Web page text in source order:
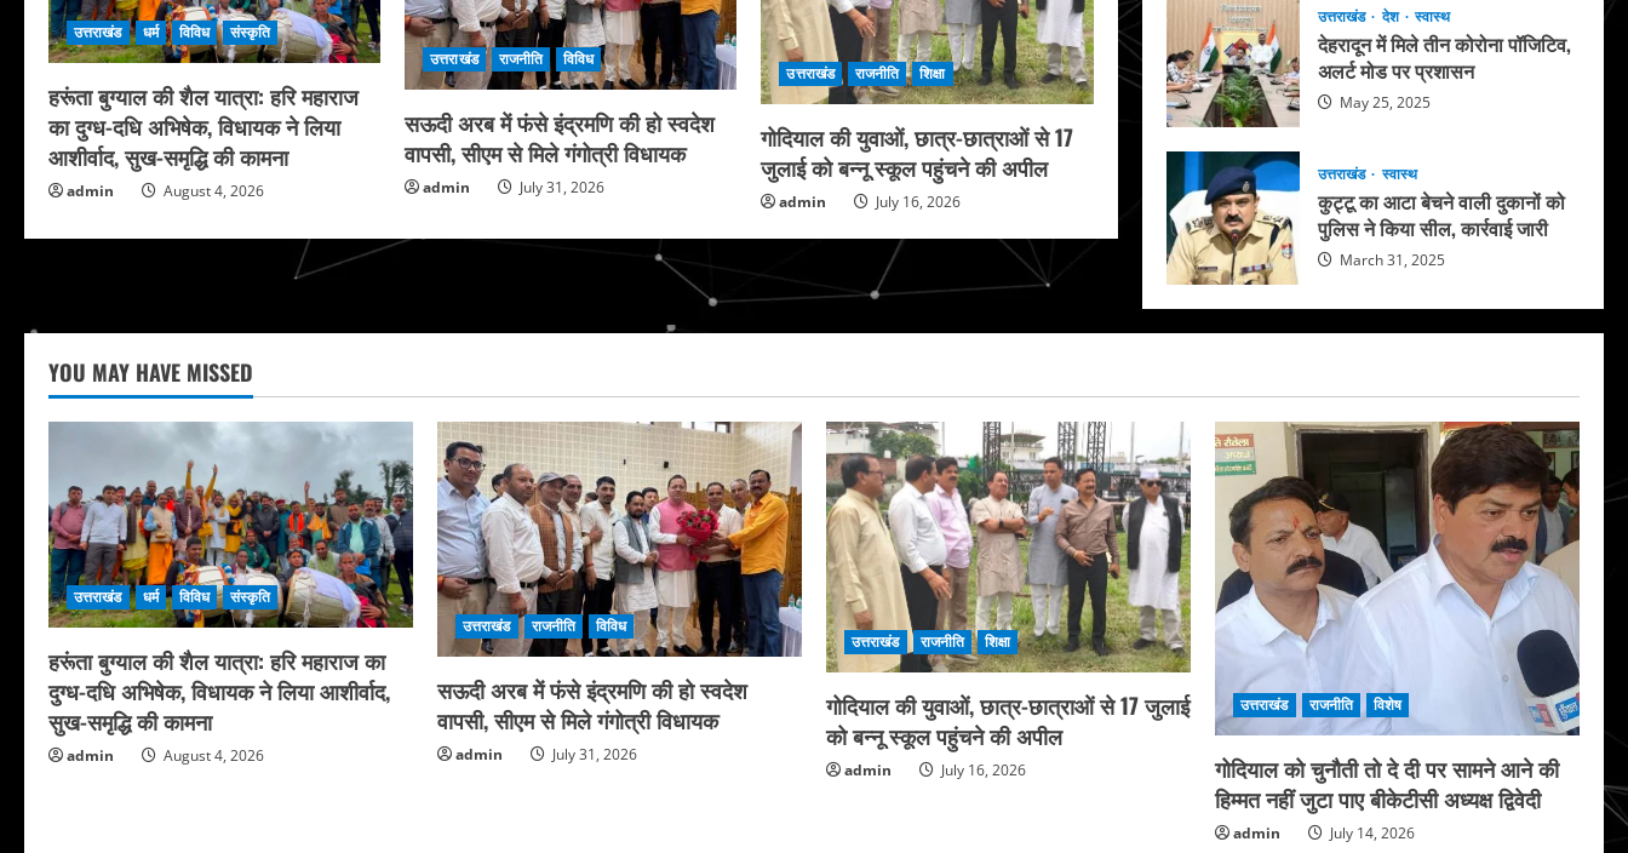
उत्तराखंड धर्म विविध संस्कृति
हरूंता बुग्याल की शैल यात्रा: हरि महाराज
का दुग्ध-दधि अभिषेक, विधायक ने लिया
आशीर्वाद, सुख-समृद्धि की कामना
admin August 4, 2026
उत्तराखंड राजनीति विविध
सऊदी अरब में फंसे इंद्रमणि की हो स्वदेश
वापसी, सीएम से मिले गंगोत्री विधायक
admin July 31, 2026
उत्तराखंड राजनीति शिक्षा
गोदियाल की युवाओं, छात्र-छात्राओं से 17
जुलाई को बन्नू स्कूल पहुंचने की अपील
admin July 16, 2026
उत्तराखंड देश स्वास्थ
देहरादून में मिले तीन कोरोना पॉजिटिव,
अलर्ट मोड पर प्रशासन
May 25, 2025
उत्तराखंड स्वास्थ
कुट्टू का आटा बेचने वाली दुकानों को
पुलिस ने किया सील, कार्रवाई जारी
March 31, 2025
YOU MAY HAVE MISSED
उत्तराखंड धर्म विविध संस्कृति
हरूंता बुग्याल की शैल यात्रा: हरि महाराज का
दुग्ध-दधि अभिषेक, विधायक ने लिया आशीर्वाद,
सुख-समृद्धि की कामना
admin August 4, 2026
उत्तराखंड राजनीति विविध
सऊदी अरब में फंसे इंद्रमणि की हो स्वदेश
वापसी, सीएम से मिले गंगोत्री विधायक
admin July 31, 2026
उत्तराखंड राजनीति शिक्षा
गोदियाल की युवाओं, छात्र-छात्राओं से 17 जुलाई
को बन्नू स्कूल पहुंचने की अपील
admin July 16, 2026
उत्तराखंड राजनीति विशेष
गोदियाल को चुनौती तो दे दी पर सामने आने की
हिम्मत नहीं जुटा पाए बीकेटीसी अध्यक्ष द्विवेदी
admin July 14, 2026